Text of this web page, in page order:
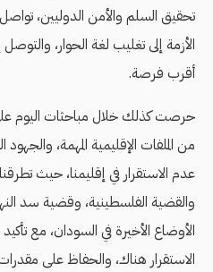
تحقيق السلم والأمن الدوليين،
الأزمة إلى تغليب لغة الحوار،
أقرب فرصة.
حرصت كذلك خلال مباحثات اليوم
من الملفات الإقليمية المهمة،
عدم الاستقرار في إقليمنا، حيث
والقضية الفلسطينية، وقضية سد
الأوضاع الأخيرة في السودان، مع
الاستقرار هناك، والحفاظ على